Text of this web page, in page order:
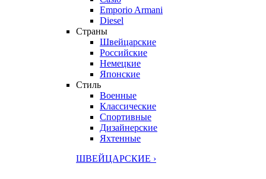
Emporio Armani
Diesel
Страны
Швейцарские
Российские
Немецкие
Японские
Стиль
Военные
Классические
Спортивные
Дизайнерские
Яхтенные
ШВЕЙЦАРСКИЕ ›